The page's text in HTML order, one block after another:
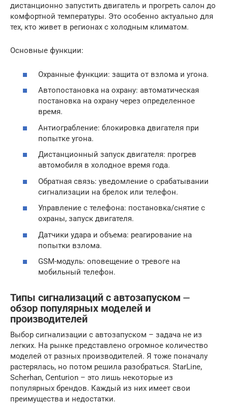
дистанционно запустить двигатель и прогреть салон до
комфортной температуры. Это особенно актуально для
тех, кто живет в регионах с холодным климатом.
Основные функции:
Охранные функции: защита от взлома и угона.
Автопостановка на охрану: автоматическая
постановка на охрану через определенное
время.
Антиограбление: блокировка двигателя при
попытке угона.
Дистанционный запуск двигателя: прогрев
автомобиля в холодное время года.
Обратная связь: уведомление о срабатывании
сигнализации на брелок или телефон.
Управление с телефона: постановка/снятие с
охраны, запуск двигателя.
Датчики удара и объема: реагирование на
попытки взлома.
GSM-модуль: оповещение о тревоге на
мобильный телефон.
Типы сигнализаций с автозапуском ⏤
обзор популярных моделей и
производителей
Выбор сигнализации с автозапуском – задача не из
легких. На рынке представлено огромное количество
моделей от разных производителей. Я тоже поначалу
растерялась, но потом решила разобраться. StarLine,
Scherhan, Centurion – это лишь некоторые из
популярных брендов. Каждый из них имеет свои
преимущества и недостатки.